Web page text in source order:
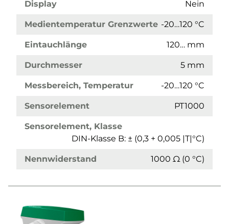
Display Nein
Medientemperatur Grenzwerte -20…120 °C
Eintauchlänge 120… mm
Durchmesser 5 mm
Messbereich, Temperatur -20…120 °C
Sensorelement PT1000
Sensorelement, Klasse
DIN-Klasse B: ± (0,3 + 0,005 |T|°C)
Nennwiderstand 1000 Ω (0 °C)